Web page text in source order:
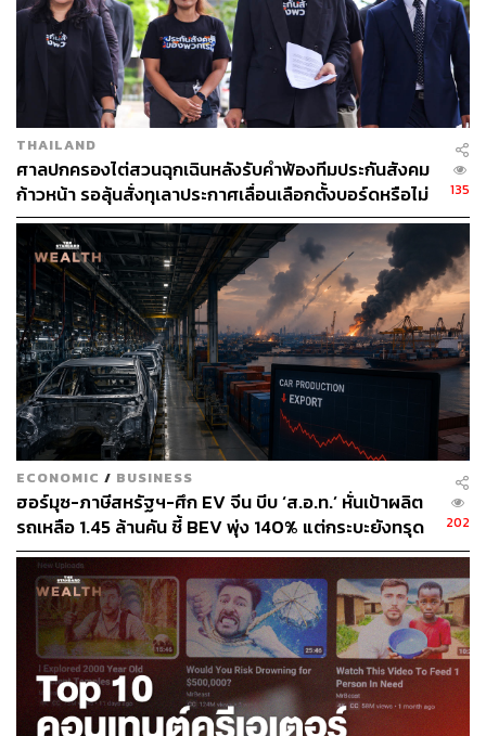
THAILAND
ศาลปกครองไต่สวนฉุกเฉินหลังรับคำฟ้องทีมประกันสังคม
ก้าวหน้า รอลุ้นสั่งทุเลาประกาศเลื่อนเลือกตั้งบอร์ดหรือไม่
135
ECONOMIC / BUSINESS
ฮอร์มุซ-ภาษีสหรัฐฯ-ศึก EV จีน บีบ ‘ส.อ.ท.’ หั่นเป้าผลิต
รถเหลือ 1.45 ล้านคัน ชี้ BEV พุ่ง 140% แต่กระบะยังทรุด
202